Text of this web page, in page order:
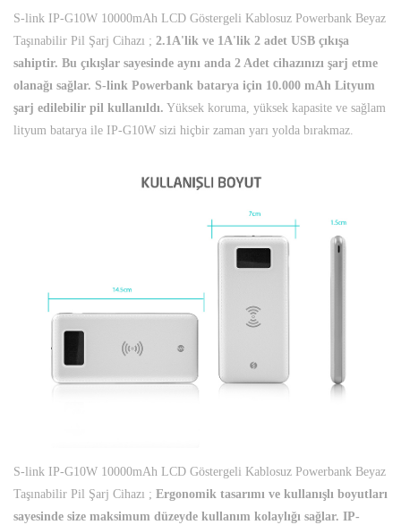
S-link IP-G10W 10000mAh LCD Göstergeli Kablosuz Powerbank Beyaz
Taşınabilir Pil Şarj Cihazı ; 2.1A'lik ve 1A'lik 2 adet USB çıkışa
sahiptir. Bu çıkışlar sayesinde aynı anda 2 Adet cihazınızı şarj etme
olanağı sağlar. S-link Powerbank batarya için 10.000 mAh Lityum
şarj edilebilir pil kullanıldı. Yüksek koruma, yüksek kapasite ve sağlam
lityum batarya ile IP-G10W sizi hiçbir zaman yarı yolda bırakmaz.
S-link IP-G10W 10000mAh LCD Göstergeli Kablosuz Powerbank Beyaz
Taşınabilir Pil Şarj Cihazı ; Ergonomik tasarımı ve kullanışlı boyutları
sayesinde size maksimum düzeyde kullanım kolaylığı sağlar. IP-